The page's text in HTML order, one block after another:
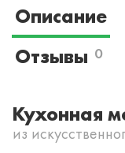
Описание
Отзывы 0
Кухонная
из